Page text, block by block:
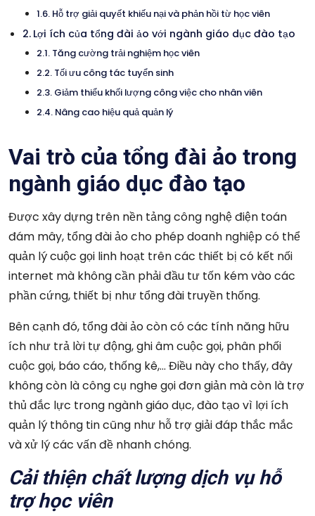
Hỗ trợ giải quyết khiếu nại và phản hồi từ học viên
Lợi ích của tổng đài ảo với ngành giáo dục đào tạo
Tăng cường trải nghiệm học viên
Tối ưu công tác tuyển sinh
Giảm thiểu khối lượng công việc cho nhân viên
Nâng cao hiệu quả quản lý
Vai trò của tổng đài ảo trong
ngành giáo dục đào tạo
Được xây dựng trên nền tảng công nghệ điện toán
đám mây, tổng đài ảo cho phép doanh nghiệp có thể
quản lý cuộc gọi linh hoạt trên các thiết bị có kết nối
internet mà không cần phải đầu tư tốn kém vào các
phần cứng, thiết bị như tổng đài truyền thống.
Bên cạnh đó, tổng đài ảo còn có các tính năng hữu
ích như trả lời tự động, ghi âm cuộc gọi, phân phối
cuộc gọi, báo cáo, thống kê,… Điều này cho thấy, đây
không còn là công cụ nghe gọi đơn giản mà còn là trợ
thủ đắc lực trong ngành giáo dục, đào tạo vì lợi ích
quản lý thông tin cũng như hỗ trợ giải đáp thắc mắc
và xử lý các vấn đề nhanh chóng.
Cải thiện chất lượng dịch vụ hỗ
trợ học viên